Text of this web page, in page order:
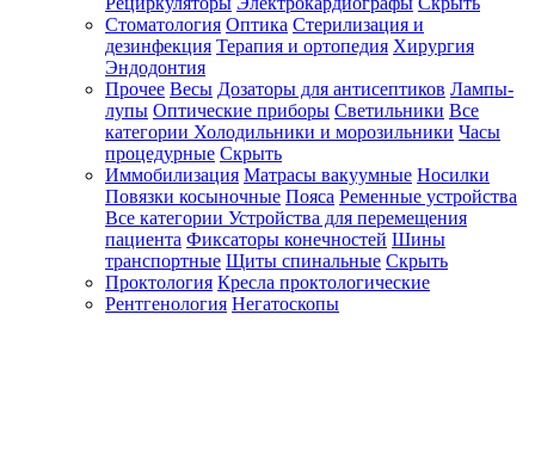
Стоматология Оптика Стерилизация и
дезинфекция Терапия и ортопедия Хирургия
Эндодонтия
Прочее Весы Дозаторы для антисептиков Лампы-
лупы Оптические приборы Светильники Все
категории Холодильники и морозильники Часы
процедурные Скрыть
Иммобилизация Матрасы вакуумные Носилки
Повязки косыночные Пояса Ременные устройства
Все категории Устройства для перемещения
пациента Фиксаторы конечностей Шины
транспортные Щиты спинальные Скрыть
Проктология Кресла проктологические
Рентгенология Негатоскопы